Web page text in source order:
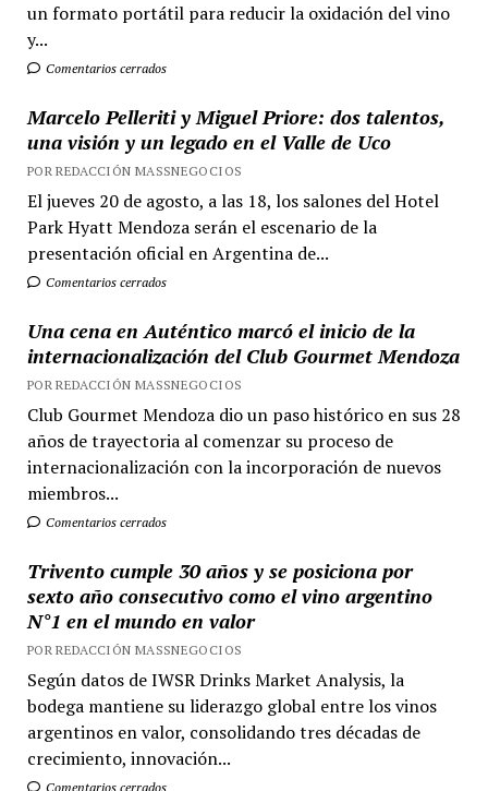
un formato portátil para reducir la oxidación del vino
y...
Comentarios cerrados
Marcelo Pelleriti y Miguel Priore: dos talentos,
una visión y un legado en el Valle de Uco
POR REDACCIÓN MASSNEGOCIOS
El jueves 20 de agosto, a las 18, los salones del Hotel
Park Hyatt Mendoza serán el escenario de la
presentación oficial en Argentina de...
Comentarios cerrados
Una cena en Auténtico marcó el inicio de la
internacionalización del Club Gourmet Mendoza
POR REDACCIÓN MASSNEGOCIOS
Club Gourmet Mendoza dio un paso histórico en sus 28
años de trayectoria al comenzar su proceso de
internacionalización con la incorporación de nuevos
miembros...
Comentarios cerrados
Trivento cumple 30 años y se posiciona por
sexto año consecutivo como el vino argentino
N°1 en el mundo en valor
POR REDACCIÓN MASSNEGOCIOS
Según datos de IWSR Drinks Market Analysis, la
bodega mantiene su liderazgo global entre los vinos
argentinos en valor, consolidando tres décadas de
crecimiento, innovación...
Comentarios cerrados